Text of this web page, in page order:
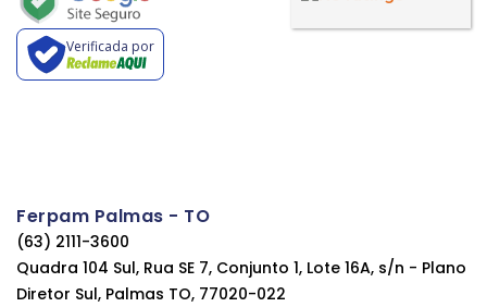
Verificada por
Ferpam Palmas - TO
(63) 2111-3600
Quadra 104 Sul, Rua SE 7, Conjunto 1, Lote 16A, s/n - Plano
Diretor Sul, Palmas TO, 77020-022